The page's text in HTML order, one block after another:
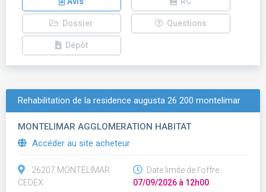
Dossier Questions
Dépôt
Rehabilitation de la residence augusta 26 200 montelimar
MONTELIMAR AGGLOMERATION HABITAT
Accéder au site acheteur
26207 MONTELIMAR
CEDEX
Date limite de l'offre :
07/09/2026 à 12h00